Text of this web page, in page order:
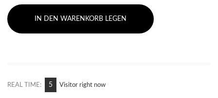
IN DEN WARENKORB LEGEN
REAL TIME: 5 Visitor right now